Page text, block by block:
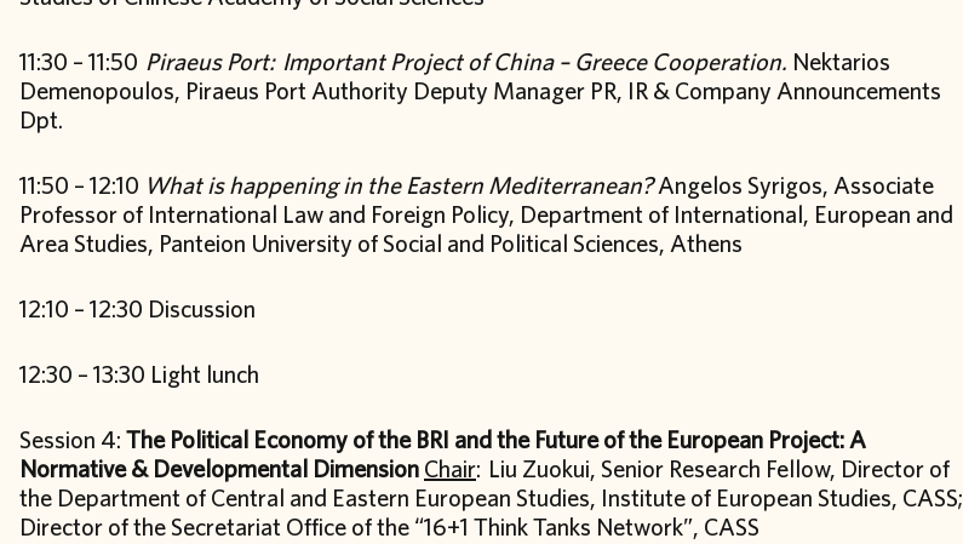
11:30 – 11:50 Piraeus Port: Important Project of China – Greece Cooperation. Nektarios
Demenopoulos, Piraeus Port Authority Deputy Manager PR, IR & Company Announcements
Dpt.
11:50 – 12:10 What is happening in the Eastern Mediterranean?Angelos Syrigos, Associate
Professor of International Law and Foreign Policy, Department of International, European and
Area Studies, Panteion University of Social and Political Sciences, Athens
12:10 – 12:30 Discussion
12:30 – 13:30 Light lunch
Session 4:The Political Economy of the BRI and the Future of the European Project: A
Normative & Developmental DimensionChair: Liu Zuokui, Senior Research Fellow, Director of
the Department of Central and Eastern European Studies, Institute of European Studies, CASS;
Director of the Secretariat Office of the “16+1 Think Tanks Network”, CASS